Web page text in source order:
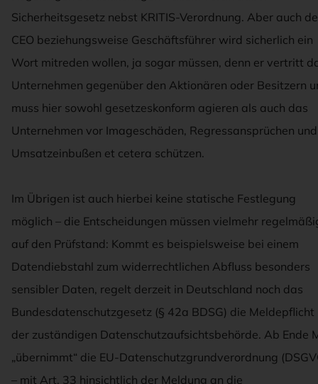
Sicherheitsgesetz nebst KRITIS-Verordnung. Aber auch
CEO beziehungsweise Geschäftsführer wird sicherlich ein
Wort mitreden wollen, ja sogar müssen, denn er vertritt
Unternehmen gegenüber den Aktionären oder Besitzern
muss hier sowohl gesetzeskonform agieren als auch das
Unternehmen vor Imageschäden, Regressansprüchen und
Umsatzeinbußen et cetera schützen.
Im Übrigen ist auch hierbei keine statische Festlegung
möglich – die Entscheidungen müssen vielmehr
auf den Prüfstand: Kommt es beispielsweise bei einem
Datendiebstahl zum widerrechtlichen Abfluss besonders
sensibler Daten, regelt derzeit in Deutschland noch das
Bundesdatenschutzgesetz (§ 42a BDSG) die Meldepflicht
der zuständigen Datenschutzaufsichtsbehörde. Ab Ende
„übernimmt“ die EU-Datenschutzgrundverordnung
– mit Art. 33 hinsichtlich der Meldung an die